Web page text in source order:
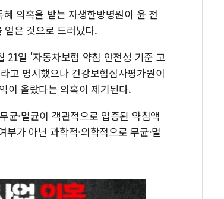
리 내려야"…파월 때와 달리 워시엔 톤 낮춰
인 측근 포항시 정책특보 내정설...포항시 '시끌'
의혹을 받는 자생한방병원이 윤 전
얻은 것으로 드러났다.
21일 '자동차보험 약침 안전성 기준 고
고 명시했으나 건강보험심사평가원이
이 올랐다는 의혹이 제기된다.
균·멸균이 객관적으로 입증된 약침액
가 아닌 과학적·의학적으로 무균·멸